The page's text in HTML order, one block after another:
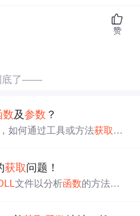
赞
了——
数及参数 ？
如何通过工具或方法获取 DL
获取问题！
文件以分析函数的方法，